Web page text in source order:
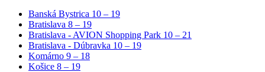
Banská Bystrica 10 – 19
Bratislava 8 – 19
Bratislava - AVION Shopping Park 10 – 21
Bratislava - Dúbravka 10 – 19
Komárno 9 – 18
Košice 8 – 19